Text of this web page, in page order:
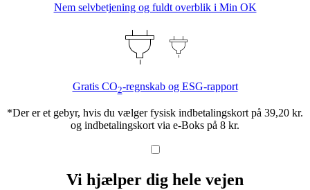
Nem selvbetjening og fuldt overblik i Min OK
Gratis CO2-regnskab og ESG-rapport
*Der er et gebyr, hvis du vælger fysisk indbetalingskort på 39,20 kr.
og indbetalingskort via e-Boks på 8 kr.
Vi hjælper dig hele vejen